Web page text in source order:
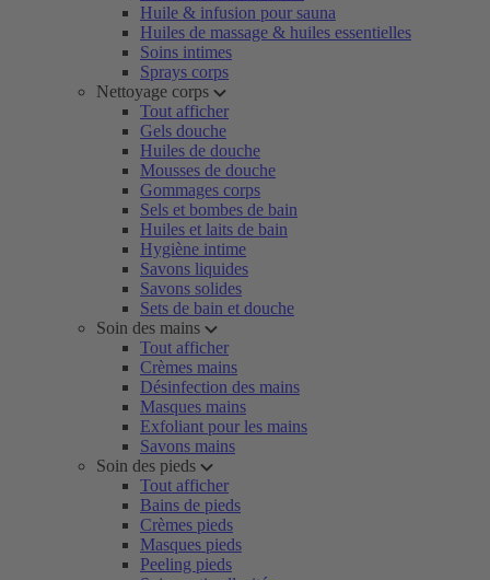
Huile & infusion pour sauna
Huiles de massage & huiles essentielles
Soins intimes
Sprays corps
Nettoyage corps
Tout afficher
Gels douche
Huiles de douche
Mousses de douche
Gommages corps
Sels et bombes de bain
Huiles et laits de bain
Hygiène intime
Savons liquides
Savons solides
Sets de bain et douche
Soin des mains
Tout afficher
Crèmes mains
Désinfection des mains
Masques mains
Exfoliant pour les mains
Savons mains
Soin des pieds
Tout afficher
Bains de pieds
Crèmes pieds
Masques pieds
Peeling pieds